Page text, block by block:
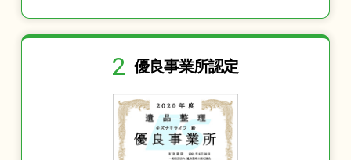
2 優良事業所認定